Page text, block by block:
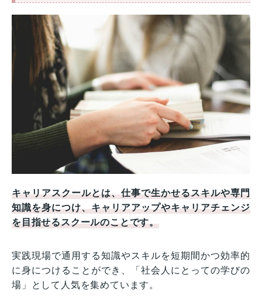
キャリアスクールとは、仕事で生かせるスキルや専門
知識を身につけ、キャリアアップやキャリアチェンジ
を目指せるスクールのことです。
実践現場で通用する知識やスキルを短期間かつ効率的
に身につけることができ、「社会人にとっての学びの
場」として人気を集めています。